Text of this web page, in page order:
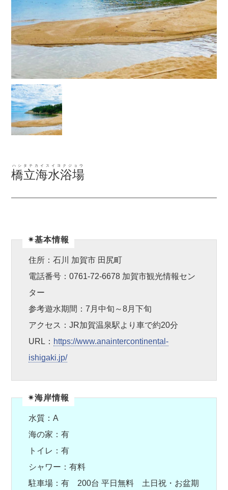
橋立海水浴場
ハシタテカイスイヨクジョウ
✴︎基本情報
住所：石川 加賀市 田尻町
電話番号：0761-72-6678 加賀市観光情報セン
ター
参考遊水期間：7月中旬～8月下旬
アクセス：JR加賀温泉駅より車で約20分
URL： https://www.anaintercontinental-
ishigaki.jp/
✴︎海岸情報
水質：A
海の家：有
トイレ：有
シャワー：有料
駐車場：有 200台 平日無料 土日祝・お盆期